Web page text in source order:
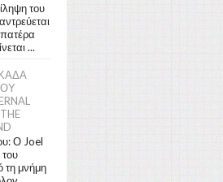
του
πατέρα
...
Ο Joel
τη μνήμη